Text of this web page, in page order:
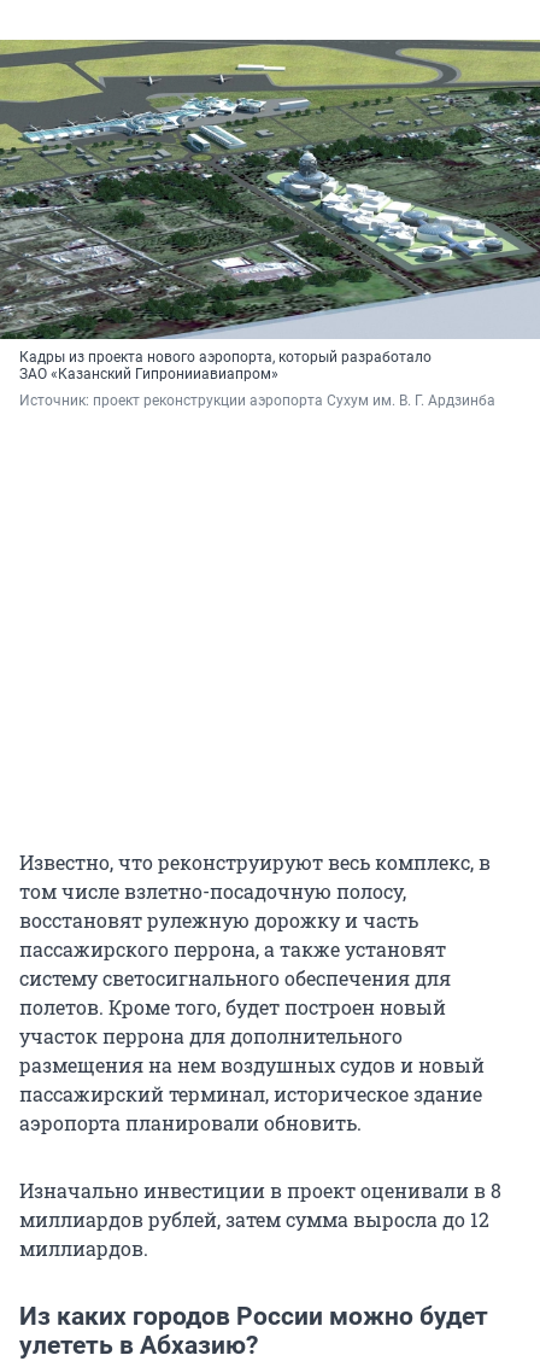
Кадры из проекта нового аэропорта, который разработало
ЗАО «Казанский Гипронииавиапром»
Источник: проект реконструкции аэропорта Сухум им. В. Г. Ардзинба
Известно, что реконструируют весь комплекс, в
том числе взлетно-посадочную полосу,
восстановят рулежную дорожку и часть
пассажирского перрона, а также установят
систему светосигнального обеспечения для
полетов. Кроме того, будет построен новый
участок перрона для дополнительного
размещения на нем воздушных судов и новый
пассажирский терминал, историческое здание
аэропорта планировали обновить.
Изначально инвестиции в проект оценивали в 8
миллиардов рублей, затем сумма выросла до 12
миллиардов.
Из каких городов России можно будет
улететь в Абхазию?